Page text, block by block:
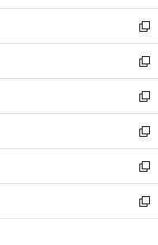
開
く
ウ
で
開
く
ン
ド
ウ
で
開
く
新
し
い
ウ
ィ
ン
ド
ウ
で
開
く
新
し
い
ウ
ィ
ン
ド
ウ
で
開
新
し
い
ウ
ィ
ン
ド
ウ
新
し
い
ウ
ィ
ン
新
し
い
ウ
新
し